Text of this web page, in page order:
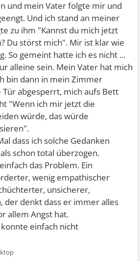
und mein Vater folgte mir und
Und ich stand an meiner
zu ihm "Kannst du mich jetzt
Du störst mich". Mir ist klar wie
So gemeint hatte ich es nicht ...
alleine sein. Mein Vater hat mich
bin dann in mein Zimmer
Tür abgesperrt, mich aufs Bett
"Wenn ich mir jetzt die
würde, das würde
dass ich solche Gedanken
schon total überzogen.
das Problem. Ein
wenig empathischer
unsicherer,
der denkt dass er immer alles
allem Angst hat.
einfach nicht